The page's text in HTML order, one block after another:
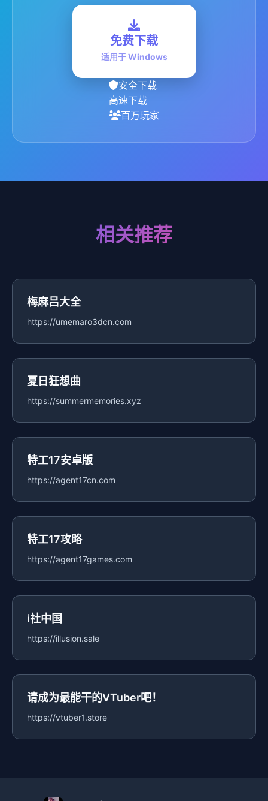
免费下载
适用于 Windows
安全下载
高速下载
百万玩家
相关推荐
梅麻吕大全
https://umemaro3dcn.com
夏日狂想曲
https://summermemories.xyz
特工17安卓版
https://agent17cn.com
特工17攻略
https://agent17games.com
i社中国
https://illusion.sale
请成为最能干的VTuber吧！
https://vtuber1.store